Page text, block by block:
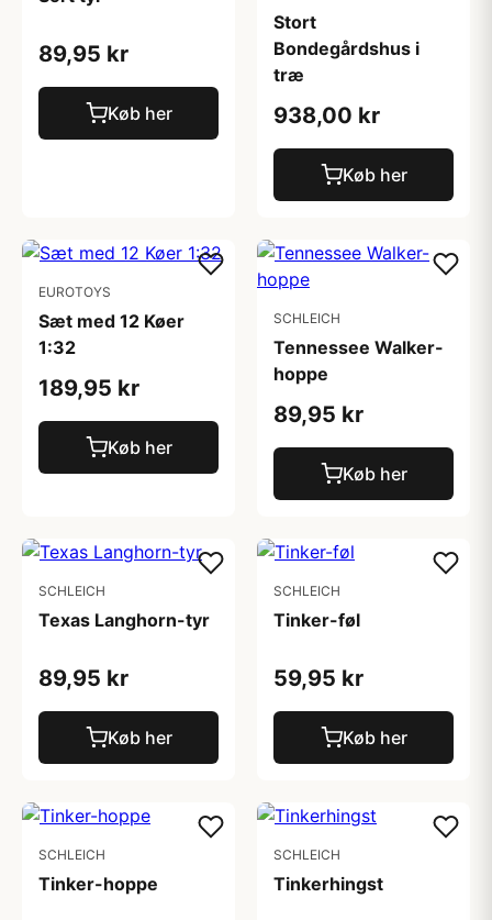
89,95 kr
Køb her
Stort
Bondegårdshus i
træ
938,00 kr
Køb her
EUROTOYS
Sæt med 12 Køer
1:32
189,95 kr
Køb her
SCHLEICH
Tennessee Walker-
hoppe
89,95 kr
Køb her
SCHLEICH
Texas Langhorn-tyr
89,95 kr
Køb her
SCHLEICH
Tinker-føl
59,95 kr
Køb her
SCHLEICH
Tinker-hoppe
SCHLEICH
Tinkerhingst